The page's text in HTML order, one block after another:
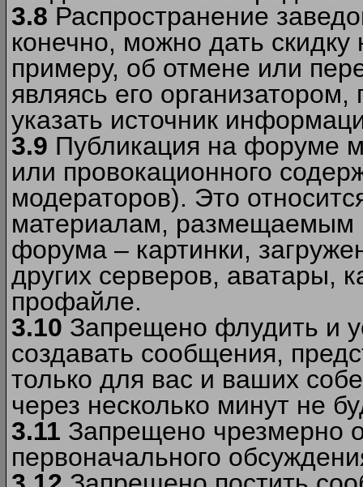
3.8 Распространение
конечно, можно дать
примеру, об отмене или
являясь его
указать источник
3.9 Публикация на форуме
или провокационного
модераторов). Это
материалам, размещаемым
форума – картинки,
других серверов, аватары,
профайле.
3.10 Запрещено флудить и
создавать сообщения,
только для вас и ваших
через несколько минут не
3.11 Запрещено чрезмерно
первоначального